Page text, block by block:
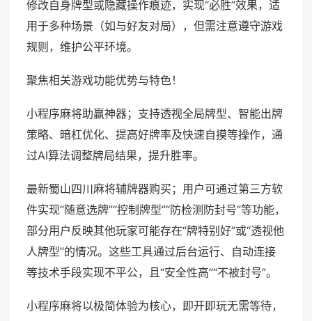
修改自身牌型或隐藏操作痕迹，实现“必胜”效果，适
用于多种场景（如与好友对局），但需注意遵守游戏
规则，维护公平环境。
聚焦相关游戏功能优势与特色！
小程序麻将助赢神器；支持透视全局牌型、智能出牌
策略、暗杠优化、提高好牌率及快速自摸等操作，通
过AI算法调整牌局结果，提升胜率。
最新蜀山四川麻将辅牌器购买；用户可通过第三方软
件实现“随意选牌”“控制牌型”“防检测防封号”等功能，
部分用户反映其他玩家可能存在“牌特别好”或“透视他
人牌型”的情况。这些工具通过后台运行、自动连接
等技术手段实现不平公，且“安全性高”“不被封号”。
小程序麻将以极简体验为核心，即开即玩无需等待，